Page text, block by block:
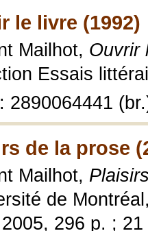
le livre (1992)
Mailhot, Ouvrir
Essais
2890064441
de la prose
Mailhot,
de
296 p. ; 21